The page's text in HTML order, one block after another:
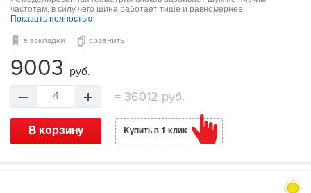
частотам, в силу чего шина работает тише и равномернее.
Показать полностью
в закладки сравнить
9003 руб.
4 = 36012 руб.
В корзину Купить в 1 клик